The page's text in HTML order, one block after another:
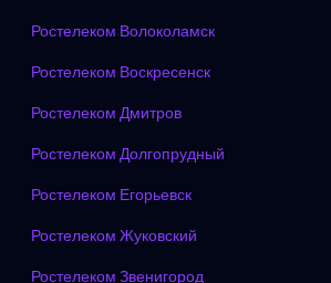
Ростелеком Волоколамск
Ростелеком Воскресенск
Ростелеком Дмитров
Ростелеком Долгопрудный
Ростелеком Егорьевск
Ростелеком Жуковский
Ростелеком Звенигород